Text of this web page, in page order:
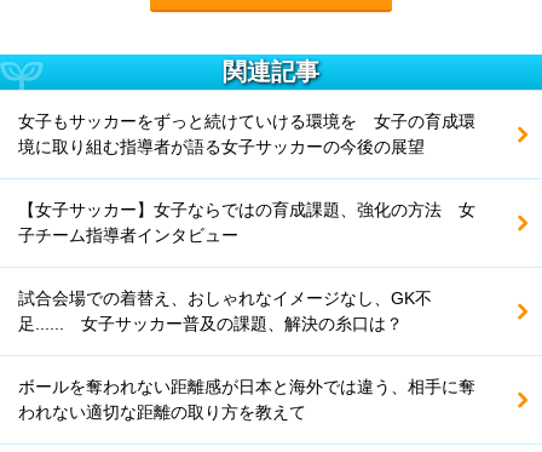
関連記事
女子もサッカーをずっと続けていける環境を 女子の育成環
境に取り組む指導者が語る女子サッカーの今後の展望
【女子サッカー】女子ならではの育成課題、強化の方法 女
子チーム指導者インタビュー
試合会場での着替え、おしゃれなイメージなし、GK不
足...... 女子サッカー普及の課題、解決の糸口は？
ボールを奪われない距離感が日本と海外では違う、相手に奪
われない適切な距離の取り方を教えて